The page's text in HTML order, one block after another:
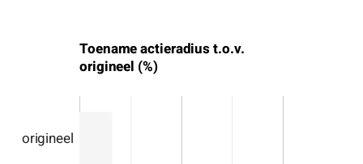
Toename actieradius t.o.v.
origineel (%)
origineel